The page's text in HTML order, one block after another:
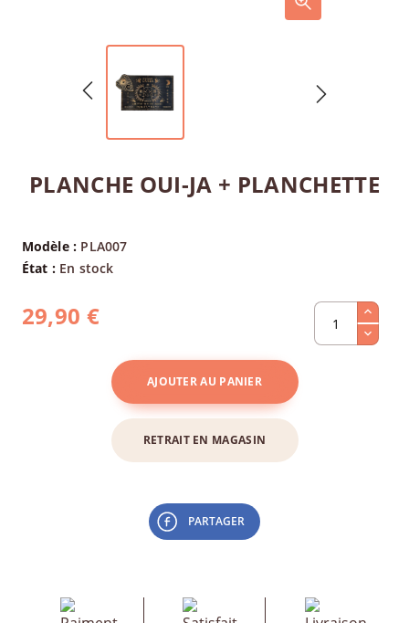
PLANCHE OUI-JA + PLANCHETTE
Modèle : PLA007
État : En stock
29,90 €
AJOUTER AU PANIER
RETRAIT EN MAGASIN
PARTAGER